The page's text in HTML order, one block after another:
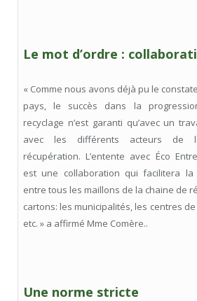
Le mot d’ordre :
« Comme nous avons déjà pu le
pays, le succès dans la
recyclage n’est garanti qu’avec un
avec les différents acteurs de
récupération. L’entente avec Éco
est une collaboration qui facilitera la
entre tous les maillons de la chaine de
cartons: les municipalités, les centres
etc. » a affirmé Mme Comère..
Une norme stricte